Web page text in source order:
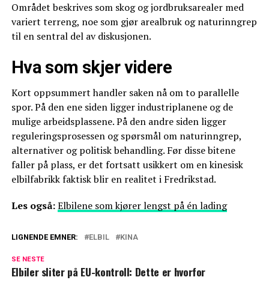
Området beskrives som skog og jordbruksarealer med
variert terreng, noe som gjør arealbruk og naturinngrep
til en sentral del av diskusjonen.
Hva som skjer videre
Kort oppsummert handler saken nå om to parallelle
spor. På den ene siden ligger industriplanene og de
mulige arbeidsplassene. På den andre siden ligger
reguleringsprosessen og spørsmål om naturinngrep,
alternativer og politisk behandling. Før disse bitene
faller på plass, er det fortsatt usikkert om en kinesisk
elbilfabrikk faktisk blir en realitet i Fredrikstad.
Les også:Elbilene som kjører lengst på én lading
LIGNENDE EMNER: ELBIL KINA
SE NESTE
Elbiler sliter på EU-kontroll: Dette er hvorfor